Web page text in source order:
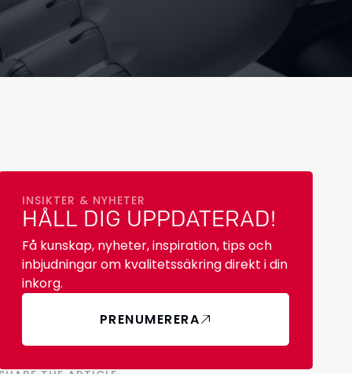
INSIKTER & NYHETER
HÅLL DIG UPPDATERAD!
Få kunskap, nyheter, inspiration, tips och
inbjudningar om kvalitetssäkring direkt i din
inkorg.
PRENUMERERA